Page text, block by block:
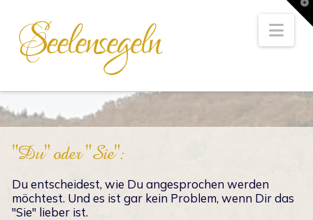
Seelensegeln
"Du" oder "Sie":
Du entscheidest, wie Du angesprochen werden
möchtest. Und es ist gar kein Problem, wenn Dir das
"Sie" lieber ist.